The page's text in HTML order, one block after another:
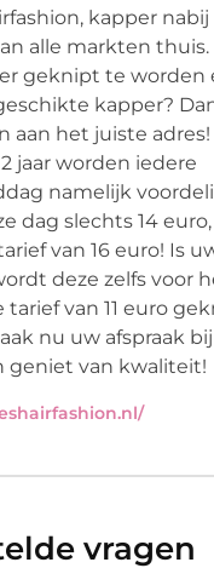
kapper
alle markten
geknipt te worden
kapper?
aan het juiste
jaar worden iedere
namelijk
dag slechts 14
van 16 euro! Is
deze zelfs voor
van 11 euro
nu uw afspraak
geniet van kwaliteit!
vragen